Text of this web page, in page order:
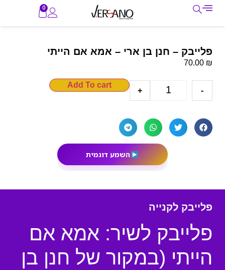
0
פלייבק – חנן בן ארי – אמא אם הייתי
70.00 ₪
-
+
Add To cart
השמע דוגמית
פלייבק לקנייה
פלייבק לשיר: אמא אם
הייתי (במקור של חנן בן